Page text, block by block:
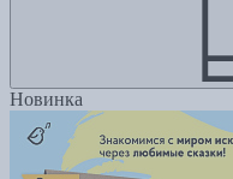
Новинка